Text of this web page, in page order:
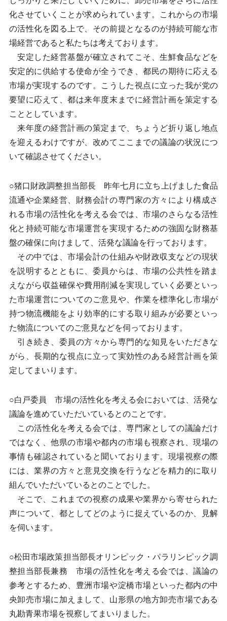
化させていくことが求められています。これからの市場
の活性化を図る上で、その前提となるのが持続可能な市
場経営であると私たちは考えております。
安定した経営基盤が確立されてこそ、生鮮食品などを
安定的に供給する使命が全うでき、都民の期待に応える
市場が実現するのです。こうした視点に立った我が党の
要望に応えて、都は来年度末までに経営計画を策定する
こととしています。
来年度の経営計画の策定まで、ちょうど折り返し地点
を迎えるわけですが、改めてここまでの議論の状況につ
いて確認させてください。
○猪口財政調整担当部長 昨年七月に立ち上げました食品
流通や企業経営、財務会計の専門家の方々により構成さ
れる市場の活性化を考える会では、市場のさらなる活性
化と持続可能な市場運営を実現するための強固な財務基
盤の確保に向けまして、活発な議論を行っております。
その中では、市場会計の仕組みや財政収支などの現状
を説明するとともに、委員からは、市場の公共性を踏ま
えながら収益確保や費用削減を実現していく必要といっ
た市場運営についてのご意見や、作業を標準化し市場が
持つ物流機能をより効率的にする取り組みが必要といっ
た物流についてのご意見などを伺っております。
引き続き、委員の方々から専門的な知見をいただきな
がら、長期的な視点に立って実効性のある経営計画を策
定してまいります。
○白戸委員 市場の活性化を考える会においては、活発な
議論を進めていただいているとのことです。
この活性化を考える会では、専門家としての議論だけ
ではなく、他県の市場や都内の市場も視察され、現場の
事情も確認されていると聞いております。現場視察の際
には、業界の方々と意見交換を行うなどを精力的に取り
組んでいただいているとのことでした。
そこで、これまでの視察の成果や業界から寄せられた
声について、都としてどのように捉えているのか、見解
を伺います。
○松田市場政策担当部長オリンピック・パラリンピック調
整担当部長兼務 市場の活性化を考える会では、議論の
参考とするため、豊洲市場や淀橋市場といった都内の中
央卸売市場に加えまして、山形県の地方卸売市場である
丸勘青果市場を視察してまいりました。